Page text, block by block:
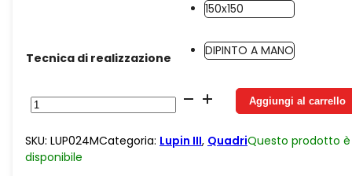
150x150
Tecnica di realizzazione DIPINTO A MANO
Juta
Classic
quantità
Aggiungi al carrello
SKU: LUP024MCategoria: Lupin III, QuadriQuesto prodotto è
disponibile